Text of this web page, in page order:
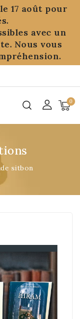
17 août pour
avec un
Nous vous
0
sitbon